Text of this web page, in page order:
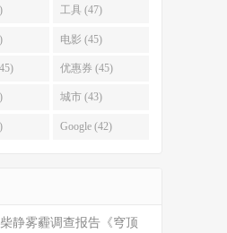
工具 (47)
电影 (45)
优惠券 (45)
城市 (43)
Google (42)
静雾霾调查报告《穹顶